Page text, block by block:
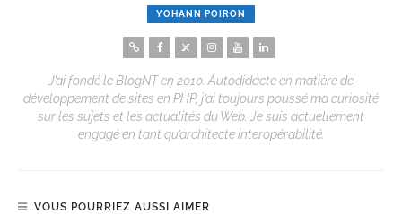
YOHANN POIRON
J’ai fondé le BlogNT en 2010. Autodidacte en matière de
développement de sites en PHP, j’ai toujours poussé ma curiosité
sur les sujets et les actualités du Web. Je suis actuellement
engagé en tant qu’architecte interopérabilité.
VOUS POURRIEZ AUSSI AIMER